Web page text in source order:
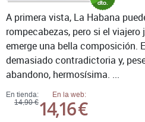
En tienda:
14,90 €
En la web:
14,16 €
A primera vista, La Habana
rompecabezas, pero si el
emerge una bella composición.
demasiado contradictoria y,
abandono, hermosísima. ...